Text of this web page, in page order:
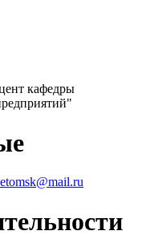
кафедры